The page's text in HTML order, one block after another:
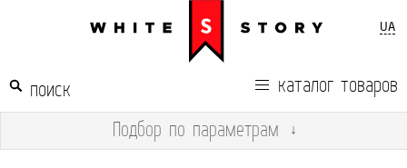
UA
каталог товаров
Подбор по параметрам ↓